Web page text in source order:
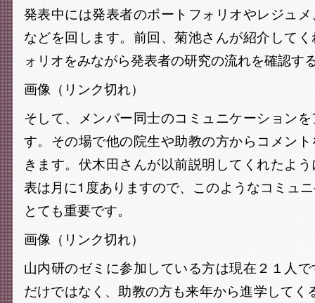
発表中には発表者のポートフォリオやレジュ
などを回します。前回、菊池さんが紹介して
ォリオをみながら発表者の研究の流れを確認す
画像（リンク切れ）
そして、メンバー同士のコミュニケーション
す。その場で他の院生や助教の方からコメン
きます。伏木田さんが以前説明してくれたよ
表は月に1度ありますので、このようなコミュ
とても重要です。
画像（リンク切れ）
山内研のゼミに参加している方は現在２１人
だけではなく、助教の方も来年から進学してく